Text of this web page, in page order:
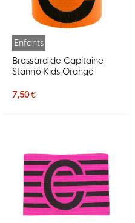
Enfants
Brassard de Capitaine
Stanno Kids Orange
7,50 €